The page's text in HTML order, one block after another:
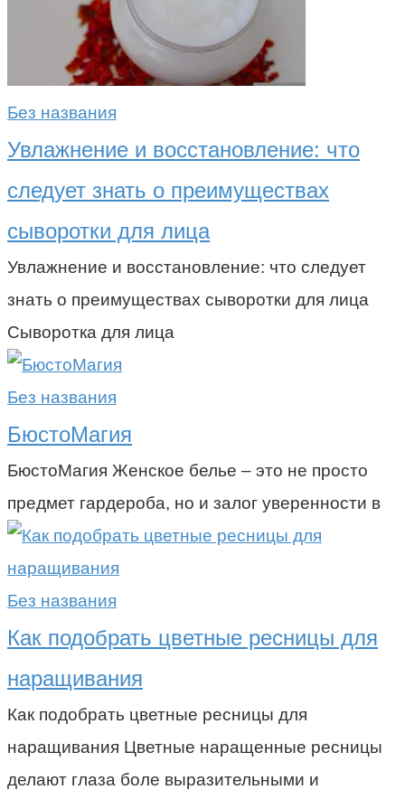
Без названия
Увлажнение и восстановление: что
следует знать о преимуществах
сыворотки для лица
Увлажнение и восстановление: что следует
знать о преимуществах сыворотки для лица
Сыворотка для лица
Без названия
БюстоМагия
БюстоМагия Женское белье – это не просто
предмет гардероба, но и залог уверенности в
Без названия
Как подобрать цветные ресницы для
наращивания
Как подобрать цветные ресницы для
наращивания Цветные наращенные ресницы
делают глаза боле выразительными и